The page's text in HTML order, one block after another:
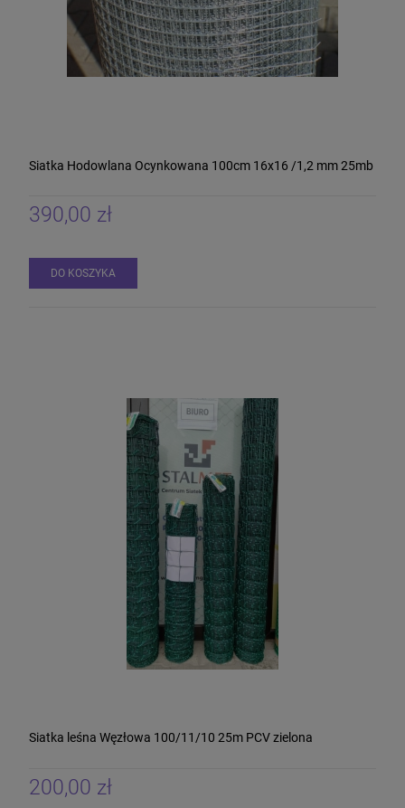
Siatka Hodowlana Ocynkowana 100cm 16x16 /1,2 mm 25mb
390,00 zł
DO KOSZYKA
Siatka leśna Węzłowa 100/11/10 25m PCV zielona
200,00 zł